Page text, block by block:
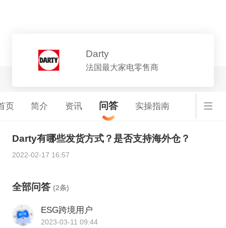
Darty
法国最大家电零售商
页 简介 资讯 问答 实操指南
Darty有哪些发货方式？是否支持海外仓？
2022-02-17 16:57
全部问答 (2条)
ESG跨境用户
2023-03-11 09:44